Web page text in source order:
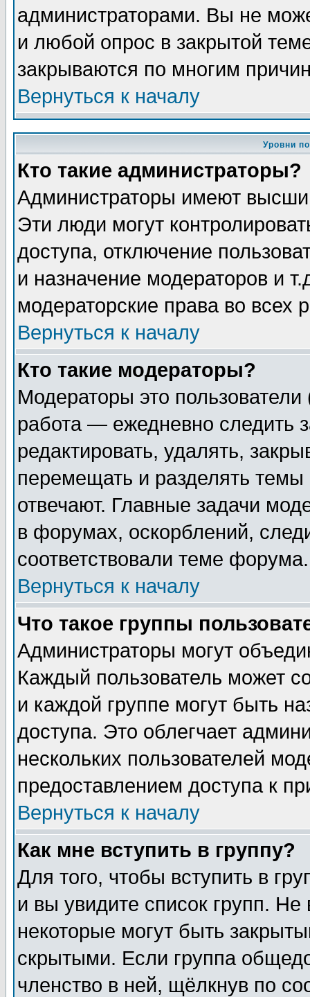
администраторами. Вы не
и любой опрос в закрытой
закрываются по многим
Вернуться к началу
Уровни
Кто такие администраторы?
Администраторы имеют
Эти люди могут
доступа, отключение
и назначение модераторов и
модераторские права во всех
Вернуться к началу
Кто такие модераторы?
Модераторы это
работа — ежедневно следить
редактировать, удалять,
перемещать и разделять
отвечают. Главные задачи
в форумах, оскорблений,
соответствовали теме форума.
Вернуться к началу
Что такое группы
Администраторы могут
Каждый пользователь может
и каждой группе могут быть
доступа. Это облегчает
нескольких пользователей
предоставлением доступа к
Вернуться к началу
Как мне вступить в группу?
Для того, чтобы вступить в
и вы увидите список групп.
некоторые могут быть
скрытыми. Если группа
членство в ней, щёлкнув по